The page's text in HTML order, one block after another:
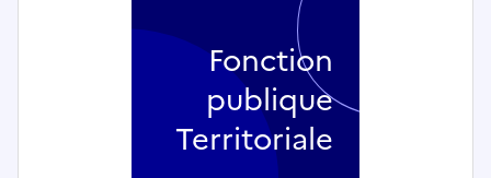
Fonction
publique
Territoriale